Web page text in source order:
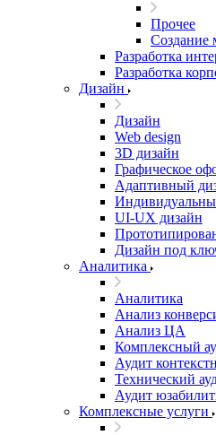
Прочее
Создание
Разработка
Разработка
Дизайн
Дизайн
Web design
3D дизайн
Графическое
Адаптивный
UI‑UX дизайн
Дизайн под
Аналитика
Аналитика
Анализ
Анализ ЦА
Комплексный
Аудит
Технический
Аудит
Комплексные услуги